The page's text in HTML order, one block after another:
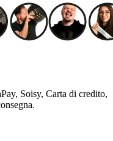
Soisy, Carta di credito,